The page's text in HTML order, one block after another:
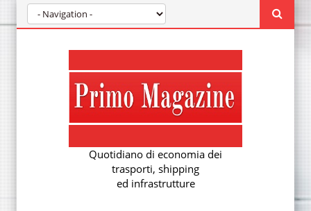
Quotidiano di economia dei
trasporti, shipping
ed infrastrutture